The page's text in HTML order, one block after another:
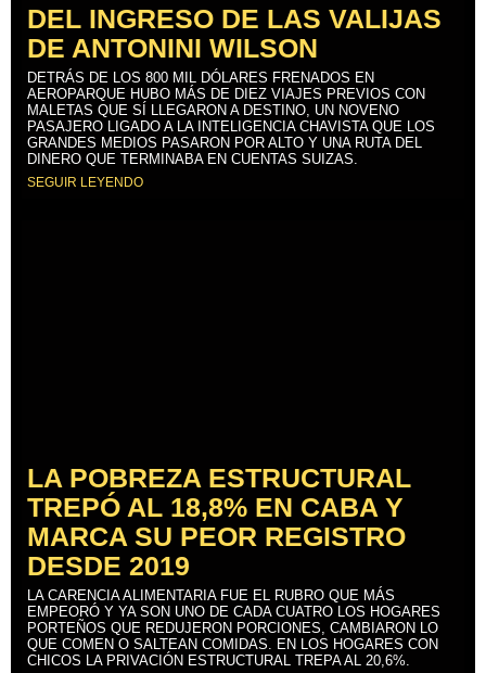
DEL INGRESO DE LAS VALIJAS
DE ANTONINI WILSON
DETRÁS DE LOS 800 MIL DÓLARES FRENADOS EN
AEROPARQUE HUBO MÁS DE DIEZ VIAJES PREVIOS CON
MALETAS QUE SÍ LLEGARON A DESTINO, UN NOVENO
PASAJERO LIGADO A LA INTELIGENCIA CHAVISTA QUE LOS
GRANDES MEDIOS PASARON POR ALTO Y UNA RUTA DEL
DINERO QUE TERMINABA EN CUENTAS SUIZAS.
SEGUIR LEYENDO
LA POBREZA ESTRUCTURAL
TREPÓ AL 18,8% EN CABA Y
MARCA SU PEOR REGISTRO
DESDE 2019
LA CARENCIA ALIMENTARIA FUE EL RUBRO QUE MÁS
EMPEORÓ Y YA SON UNO DE CADA CUATRO LOS HOGARES
PORTEÑOS QUE REDUJERON PORCIONES, CAMBIARON LO
QUE COMEN O SALTEAN COMIDAS. EN LOS HOGARES CON
CHICOS LA PRIVACIÓN ESTRUCTURAL TREPA AL 20,6%.